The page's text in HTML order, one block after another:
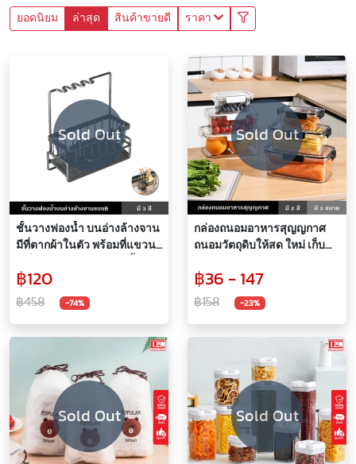
ยอดนิยม ล่าสุด สินค้าขายดี ราคา
Sold Out
ชั้นวางฟองน้ำ บนอ่างล้างจาน
มีที่ตากผ้าในตัว พร้อมที่แขวน
฿120
฿458 -74%
Sold Out
กล่องถนอมอาหารสุญญกาศ
ถนอมวัตถุดิบให้สด ใหม่ เก็บ
หลายขนาด
฿36 - 147
฿158 -23%
Sold Out Sold Out